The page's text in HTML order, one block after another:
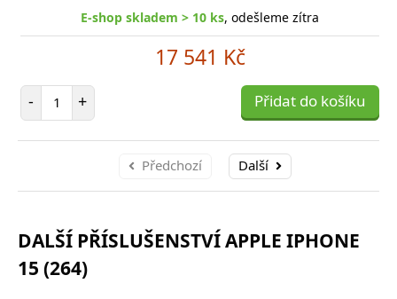
E-shop skladem > 10 ks, odešleme zítra
17 541 Kč
- Počet položek
+ Přidat do košíku
Předchozí Další
DALŠÍ PŘÍSLUŠENSTVÍ APPLE IPHONE
15 (264)